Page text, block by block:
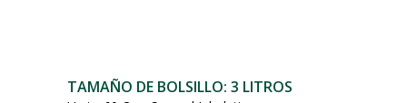
variantes.
TAMAÑO DE BOLSILLO: 3 LITROS